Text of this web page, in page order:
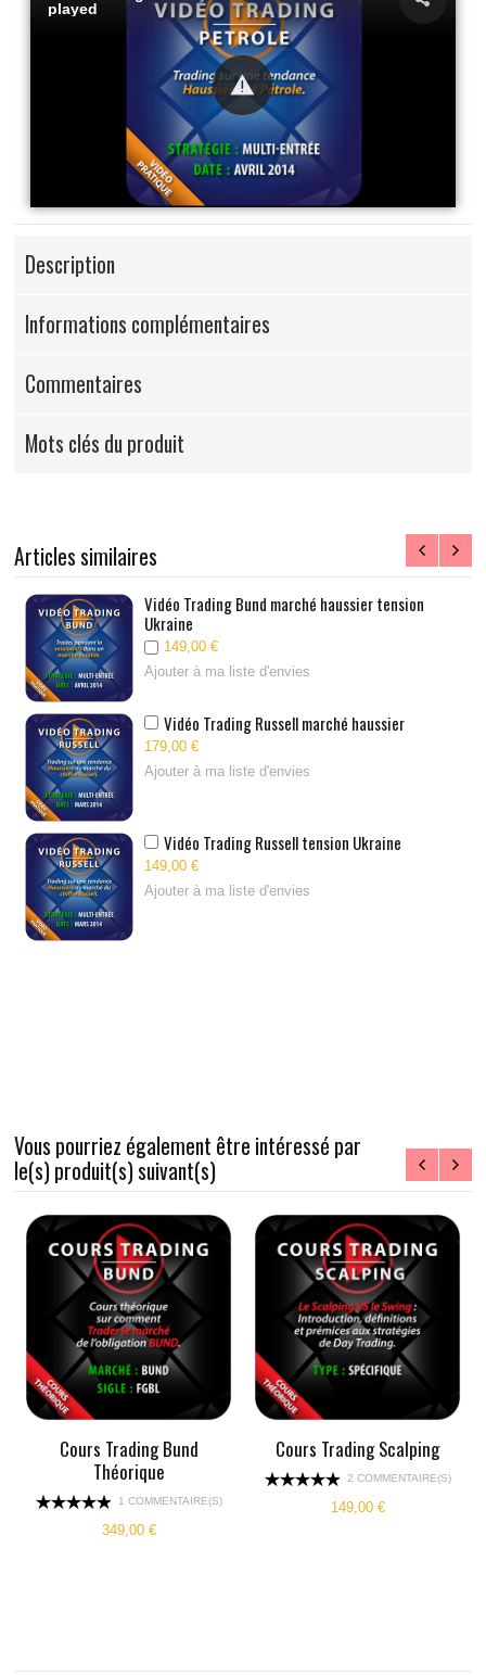
played
Description
Informations complémentaires
Commentaires
Mots clés du produit
Articles similaires
Vidéo Trading Bund marché haussier tension
Ukraine
149,00 €
Ajouter à ma liste d'envies
Vidéo Trading Russell marché haussier
179,00 €
Ajouter à ma liste d'envies
Vidéo Trading Russell tension Ukraine
149,00 €
Ajouter à ma liste d'envies
Vous pourriez également être intéressé par
le(s) produit(s) suivant(s)
Cours Trading Bund
Théorique
1 COMMENTAIRE(S)
349,00 €
Cours Trading Scalping
2 COMMENTAIRE(S)
149,00 €